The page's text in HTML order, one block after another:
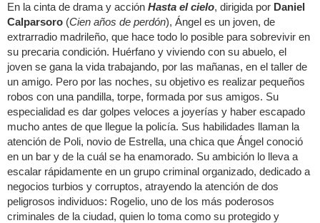
En la cinta de drama y acción Hasta el cielo, dirigida por Daniel
Calparsoro (Cien años de perdón), Ángel es un joven, de
extrarradio madrileño, que hace todo lo posible para sobrevivir en
su precaria condición. Huérfano y viviendo con su abuelo, el
joven se gana la vida trabajando, por las mañanas, en el taller de
un amigo. Pero por las noches, su objetivo es realizar pequeños
robos con una pandilla, torpe, formada por sus amigos. Su
especialidad es dar golpes veloces a joyerías y haber escapado
mucho antes de que llegue la policía. Sus habilidades llaman la
atención de Poli, novio de Estrella, una chica que Ángel conoció
en un bar y de la cuál se ha enamorado. Su ambición lo lleva a
escalar rápidamente en un grupo criminal organizado, dedicado a
negocios turbios y corruptos, atrayendo la atención de dos
peligrosos individuos: Rogelio, uno de los más poderosos
criminales de la ciudad, quien lo toma como su protegido y